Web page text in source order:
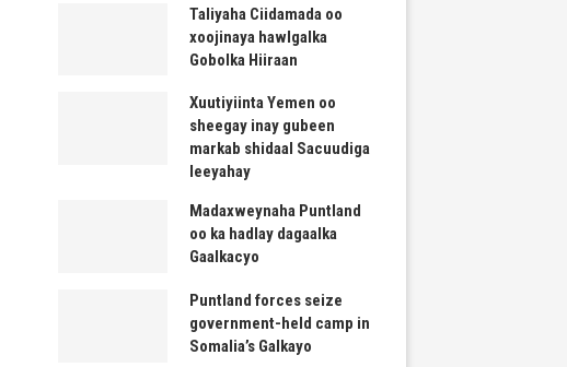
Taliyaha Ciidamada oo
xoojinaya hawlgalka
Gobolka Hiiraan
Xuutiyiinta Yemen oo
sheegay inay gubeen
markab shidaal Sacuudiga
leeyahay
Madaxweynaha Puntland
oo ka hadlay dagaalka
Gaalkacyo
Puntland forces seize
government-held camp in
Somalia’s Galkayo